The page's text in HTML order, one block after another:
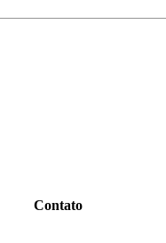
Contato